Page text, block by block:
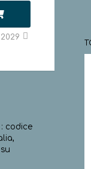
codice